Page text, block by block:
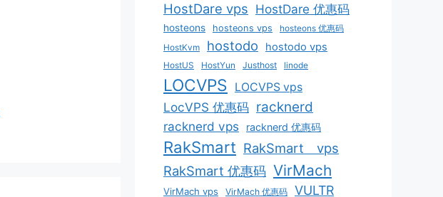
HostDare vps HostDare 优惠码
hosteons hosteons vps
hosteons 优惠码
HostKvm
hostodo hostodo vps
HostUS HostYun Justhost linode
LOCVPS LOCVPS vps
LocVPS 优惠码 racknerd
racknerd vps racknerd 优惠码
RakSmart RakSmart vps
RakSmart 优惠码 VirMach
VirMach vps VirMach 优惠码 VULTR